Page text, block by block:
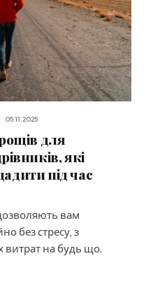
05.11.2025
для
які
під час
вам
без стресу, з
витрат на будь що.